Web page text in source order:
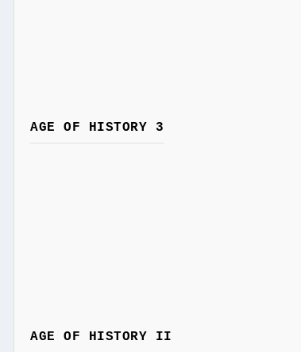
AGE OF HISTORY 3
AGE OF HISTORY II